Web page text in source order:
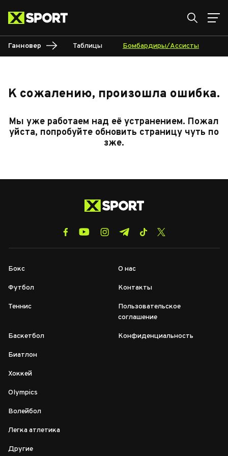
Ганновер Таблицы Бомбардиры/Ассисты
К сожалению, произошла ошибка.
Мы уже работаем над её устранением. Пожал
уйста, попробуйте обновить страницу чуть по
зже.
Бокс
Футбол
Теннис
Баскетбол
Биатлон
Хоккей
Olympics
Волейбол
Легка атлетика
Другие
О нас
Контакты
Пользовательское
соглашение
Конфиденциальность